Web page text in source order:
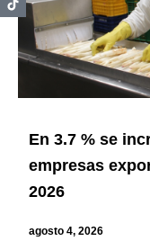
En 3.7 % se
empresas
2026
agosto 4, 2026